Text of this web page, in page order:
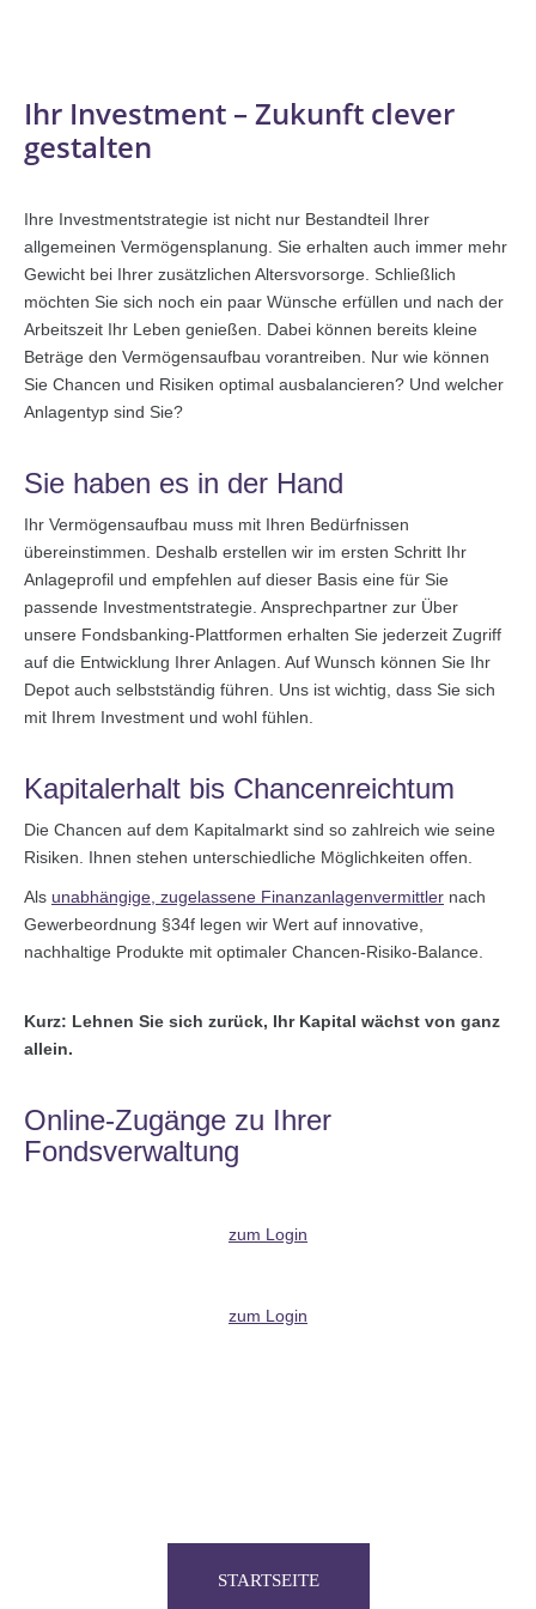
Ihr Investment – Zukunft clever
gestalten
Ihre Investmentstrategie ist nicht nur Bestandteil Ihrer
allgemeinen Vermögensplanung. Sie erhalten auch immer mehr
Gewicht bei Ihrer zusätzlichen Altersvorsorge. Schließlich
möchten Sie sich noch ein paar Wünsche erfüllen und nach der
Arbeitszeit Ihr Leben genießen. Dabei können bereits kleine
Beträge den Vermögensaufbau vorantreiben. Nur wie können
Sie Chancen und Risiken optimal ausbalancieren? Und welcher
Anlagentyp sind Sie?
Sie haben es in der Hand
Ihr Vermögensaufbau muss mit Ihren Bedürfnissen
übereinstimmen. Deshalb erstellen wir im ersten Schritt Ihr
Anlageprofil und empfehlen auf dieser Basis eine für Sie
passende Investmentstrategie. Ansprechpartner zur Über
unsere Fondsbanking-Plattformen erhalten Sie jederzeit Zugriff
auf die Entwicklung Ihrer Anlagen. Auf Wunsch können Sie Ihr
Depot auch selbstständig führen. Uns ist wichtig, dass Sie sich
mit Ihrem Investment und wohl fühlen.
Kapitalerhalt bis Chancenreichtum
Die Chancen auf dem Kapitalmarkt sind so zahlreich wie seine
Risiken. Ihnen stehen unterschiedliche Möglichkeiten offen.
Als unabhängige, zugelassene Finanzanlagenvermittler nach
Gewerbeordnung §34f legen wir Wert auf innovative,
nachhaltige Produkte mit optimaler Chancen-Risiko-Balance.
Kurz: Lehnen Sie sich zurück, Ihr Kapital wächst von ganz
allein.
Online-Zugänge zu Ihrer
Fondsverwaltung
zum Login
zum Login
STARTSEITE